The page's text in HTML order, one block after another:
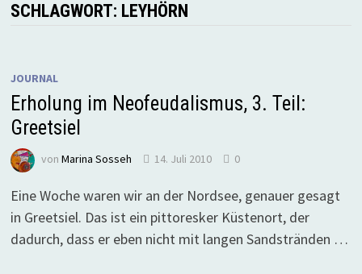
SCHLAGWORT: LEYHÖRN
JOURNAL
Erholung im Neofeudalismus, 3. Teil:
Greetsiel
von Marina Sosseh 14. Juli 2010 0
Eine Woche waren wir an der Nordsee, genauer gesagt
in Greetsiel. Das ist ein pittoresker Küstenort, der
dadurch, dass er eben nicht mit langen Sandstränden …